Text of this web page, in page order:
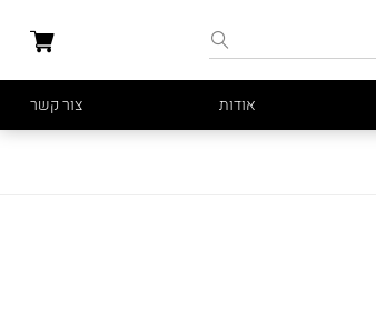
אודות צור קשר